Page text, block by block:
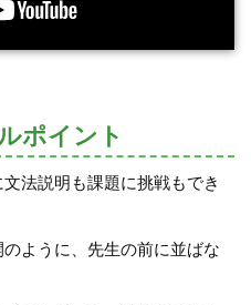
ポイント
法説明も課題に挑戦もでき
ように、先生の前に並ばな